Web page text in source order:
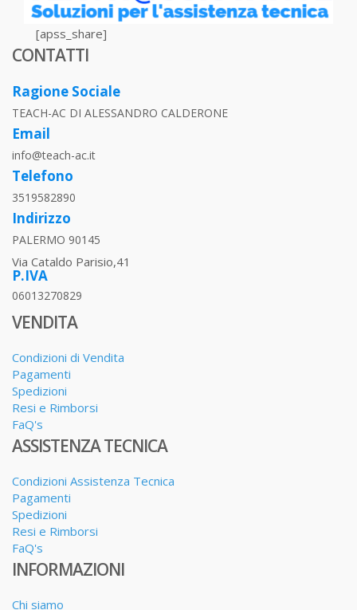
[apss_share]
CONTATTI
Ragione Sociale
TEACH-AC DI ALESSANDRO CALDERONE
Email
info@teach-ac.it
Telefono
3519582890
Indirizzo
PALERMO 90145
Via Cataldo Parisio,41
P.IVA
06013270829
VENDITA
Condizioni di Vendita
Pagamenti
Spedizioni
Resi e Rimborsi
FaQ's
ASSISTENZA TECNICA
Condizioni Assistenza Tecnica
Pagamenti
Spedizioni
Resi e Rimborsi
FaQ's
INFORMAZIONI
Chi siamo